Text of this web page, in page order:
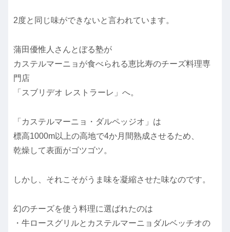
2度と同じ味ができないと言われています。
蒲田優惟人さんとぼる塾が
カステルマーニョが食べられる恵比寿のチーズ料理専
門店
「スブリデオ レストラーレ」へ。
「カステルマーニョ・ダルペッジオ」は
標高1000m以上の高地で4か月間熟成させるため、
乾燥して表面がゴツゴツ。
しかし、それこそがうま味を凝縮させた味なのです。
幻のチーズを使う料理に選ばれたのは
・牛ロースグリルとカステルマーニョダルベッチオの